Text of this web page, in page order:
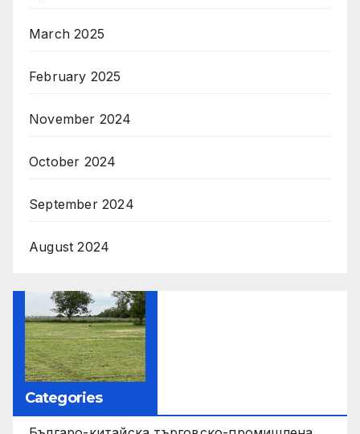
March 2025
February 2025
November 2024
October 2024
September 2024
August 2024
Categories